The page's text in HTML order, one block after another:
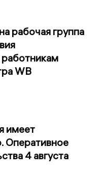
рабочая группа
WB
имеет
Оперативное
4 августа